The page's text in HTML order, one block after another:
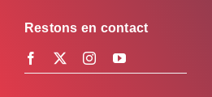
Restons en contact